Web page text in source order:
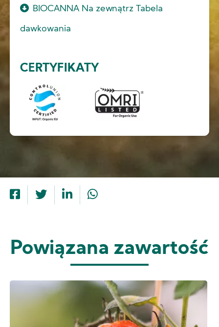
BIOCANNA Na zewnątrz Tabela
dawkowania
CERTYFIKATY
Powiązana zawartość